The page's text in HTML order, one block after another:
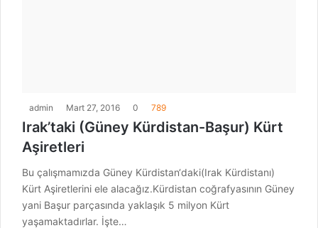
admin Mart 27, 2016 0 789
Irak’taki (Güney Kürdistan-Başur) Kürt
Aşiretleri
Bu çalışmamızda Güney Kürdistan‘daki(Irak Kürdistanı)
Kürt Aşiretlerini ele alacağız.Kürdistan coğrafyasının Güney
yani Başur parçasında yaklaşık 5 milyon Kürt
yaşamaktadırlar. İşte…